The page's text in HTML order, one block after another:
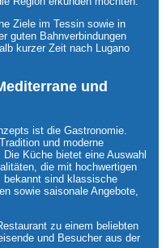
Ziele im Tessin sowie in
guten Bahnverbindungen
kurzer Zeit nach Lugano
und
ist die Gastronomie.
und moderne
Küche bietet eine Auswahl
die mit hochwertigen
bekannt sind klassische
sowie saisonale Angebote,
zu einem beliebten
und Besucher aus der